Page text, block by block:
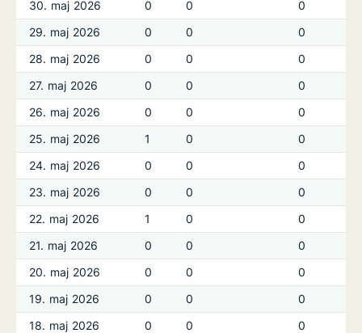
30. maj 2026
0 0
0
29. maj 2026
0 0
0
28. maj 2026
0 0
0
27. maj 2026
0 0
0
26. maj 2026
0 0
0
25. maj 2026
1 0
0
24. maj 2026
0 0
0
23. maj 2026
0 0
0
22. maj 2026
1 0
0
21. maj 2026
0 0
0
20. maj 2026
0 0
0
19. maj 2026
0 0
0
18. maj 2026
0 0
0